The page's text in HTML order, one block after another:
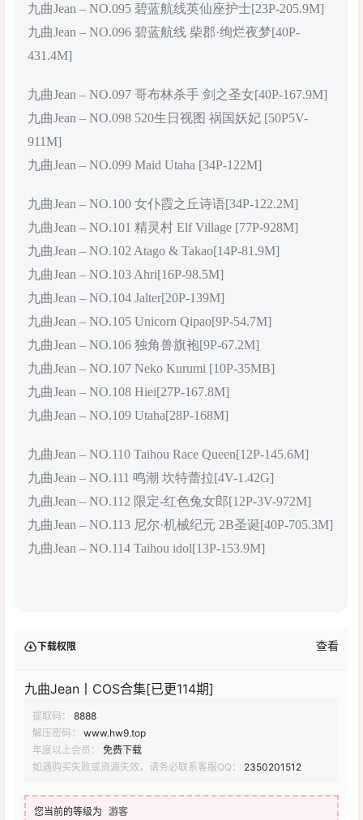
九曲Jean – NO.095 碧蓝航线英仙座护士[23P-205.9M]
九曲Jean – NO.096 碧蓝航线 柴郡·绚烂夜梦[40P-
431.4M]
九曲Jean – NO.097 哥布林杀手 剑之圣女[40P-167.9M]
九曲Jean – NO.098 520生日视图 祸国妖妃 [50P5V-
911M]
九曲Jean – NO.099 Maid Utaha [34P-122M]
九曲Jean – NO.100 女仆霞之丘诗语[34P-122.2M]
九曲Jean – NO.101 精灵村 Elf Village [77P-928M]
九曲Jean – NO.102 Atago & Takao[14P-81.9M]
九曲Jean – NO.103 Ahri[16P-98.5M]
九曲Jean – NO.104 Jalter[20P-139M]
九曲Jean – NO.105 Unicorn Qipao[9P-54.7M]
九曲Jean – NO.106 独角兽旗袍[9P-67.2M]
九曲Jean – NO.107 Neko Kurumi [10P-35MB]
九曲Jean – NO.108 Hiei[27P-167.8M]
九曲Jean – NO.109 Utaha[28P-168M]
九曲Jean – NO.110 Taihou Race Queen[12P-145.6M]
九曲Jean – NO.111 鸣潮 坎特蕾拉[4V-1.42G]
九曲Jean – NO.112 限定-红色兔女郎[12P-3V-972M]
九曲Jean – NO.113 尼尔·机械纪元 2B圣诞[40P-705.3M]
九曲Jean – NO.114 Taihou idol[13P-153.9M]
下载权限 查看
九曲Jean丨COS合集[已更114期]
提取码：
8888
解压密码：
www.hw9.top
年度以上会员：
免费下载
如遇购买失败或资源失效，请务必联系客服QQ：
2350201512
您当前的等级为 游客